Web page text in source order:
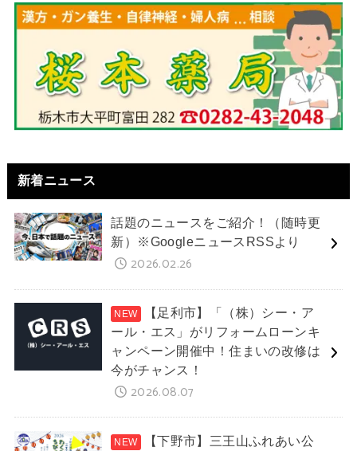
新着ニュース
話題のニュースをご紹介！（随時更
新）※GoogleニュースRSSより
2026.02.26
【足利市】「（株）シー・ア
ール・エス」がリフォームローンキ
ャンペーン開催中！住まいの改修は
今がチャンス！
2026.08.07
【下野市】三王山ふれあい公